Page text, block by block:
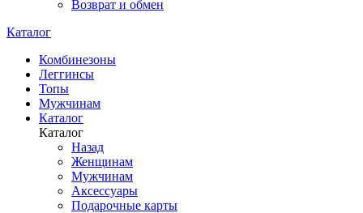
Возврат и обмен
Каталог
Комбинезоны
Леггинсы
Топы
Мужчинам
Каталог
Каталог
Назад
Женщинам
Мужчинам
Аксессуары
Подарочные карты